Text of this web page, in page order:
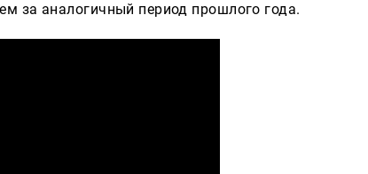
за аналогичный период прошлого года.